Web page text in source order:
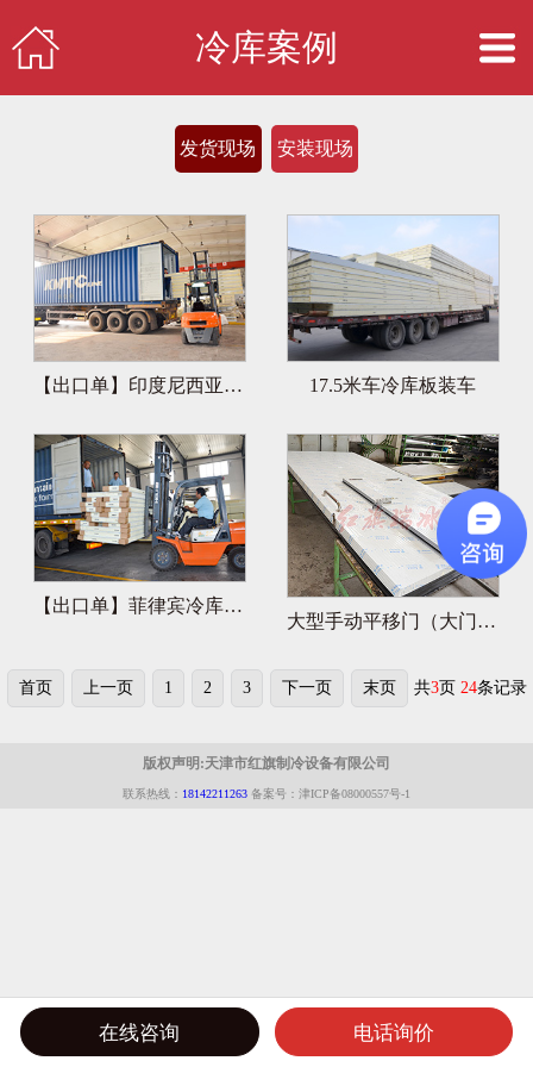
冷库案例
发货现场 安装现场
【出口单】印度尼西亚雪糕冷库 17.5米车冷库板装车
【出口单】菲律宾冷库集装箱装车
大型手动平移门（大门开小门）
首页 上一页 1 2 3 下一页 末页 共3页 24条记录
版权声明:天津市红旗制冷设备有限公司
联系热线： 18142211263 备案号：津ICP备08000557号-1
在线咨询 电话询价